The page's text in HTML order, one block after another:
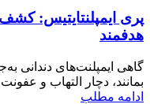
پری ایمپلنتایتیس:
هدفمند
گاهی ایمپلنت‌های دندانی
بمانند، دچار التهاب و
ادامه مطلب